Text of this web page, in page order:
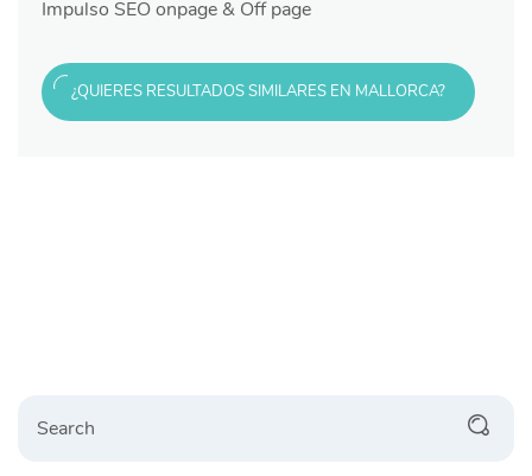
Impulso SEO onpage & Off page
¿QUIERES RESULTADOS SIMILARES EN MALLORCA?